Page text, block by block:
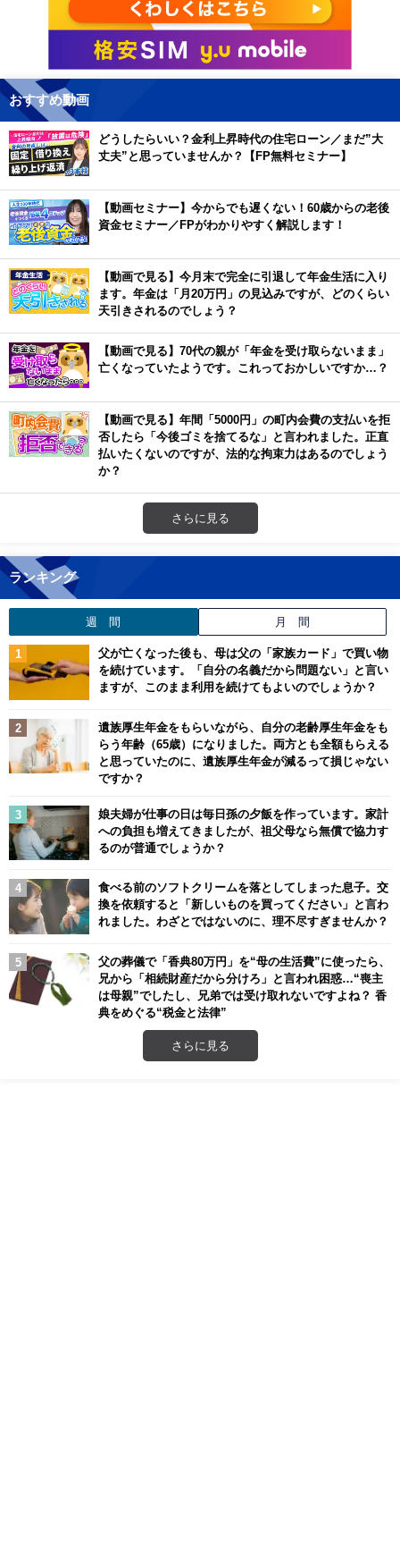
おすすめ動画
どうしたらいい？金利上昇時代の住宅ローン／まだ”大
丈夫”と思っていませんか？【FP無料セミナー】
【動画セミナー】今からでも遅くない！60歳からの老後
資金セミナー／FPがわかりやすく解説します！
【動画で見る】今月末で完全に引退して年金生活に入り
ます。年金は「月20万円」の見込みですが、どのくらい
天引きされるのでしょう？
【動画で見る】70代の親が「年金を受け取らないまま」
亡くなっていたようです。これっておかしいですか…？
【動画で見る】年間「5000円」の町内会費の支払いを拒
否したら「今後ゴミを捨てるな」と言われました。正直
払いたくないのですが、法的な拘束力はあるのでしょう
か？
さらに見る
ランキング
週 間 月 間
父が亡くなった後も、母は父の「家族カード」で買い物
を続けています。「自分の名義だから問題ない」と言い
ますが、このまま利用を続けてもよいのでしょうか？
遺族厚生年金をもらいながら、自分の老齢厚生年金をも
らう年齢（65歳）になりました。両方とも全額もらえる
と思っていたのに、遺族厚生年金が減るって損じゃない
ですか？
娘夫婦が仕事の日は毎日孫の夕飯を作っています。家計
への負担も増えてきましたが、祖父母なら無償で協力す
るのが普通でしょうか？
食べる前のソフトクリームを落としてしまった息子。交
換を依頼すると「新しいものを買ってください」と言わ
れました。わざとではないのに、理不尽すぎませんか？
父の葬儀で「香典80万円」を“母の生活費”に使ったら、
兄から「相続財産だから分けろ」と言われ困惑…“喪主
は母親”でしたし、兄弟では受け取れないですよね？ 香
典をめぐる“税金と法律”
さらに見る